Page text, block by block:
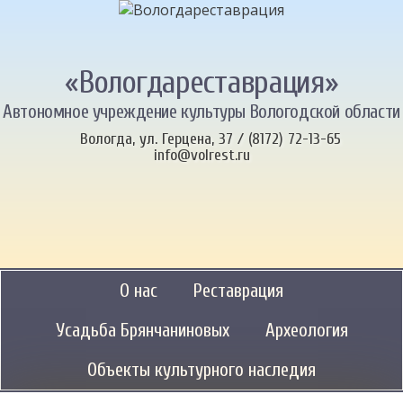
«Вологдареставрация»
Автономное учреждение культуры Вологодской области
Вологда, ул. Герцена, 37 / (8172) 72-13-65
info@volrest.ru
О нас
Реставрация
Усадьба Брянчаниновых
Археология
Объекты культурного наследия